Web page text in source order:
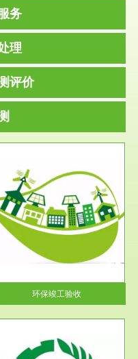
务
理
评价
环保竣工验收